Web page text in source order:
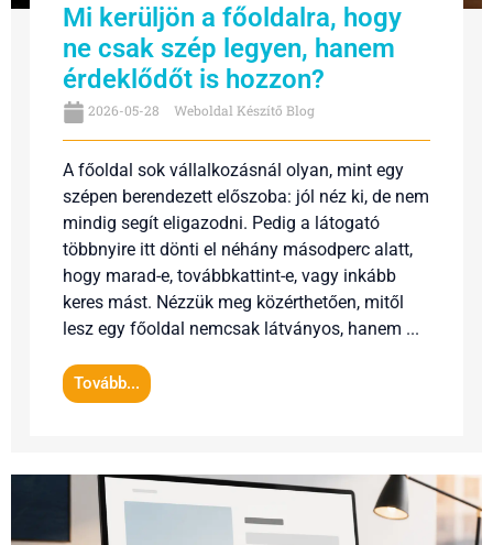
Mi kerüljön a főoldalra, hogy
ne csak szép legyen, hanem
érdeklődőt is hozzon?
2026-05-28 Weboldal Készítő Blog
A főoldal sok vállalkozásnál olyan, mint egy
szépen berendezett előszoba: jól néz ki, de nem
mindig segít eligazodni. Pedig a látogató
többnyire itt dönti el néhány másodperc alatt,
hogy marad-e, továbbkattint-e, vagy inkább
keres mást. Nézzük meg közérthetően, mitől
lesz egy főoldal nemcsak látványos, hanem ...
Tovább...